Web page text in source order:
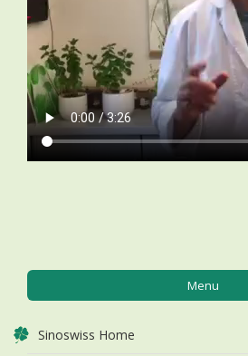
Menu
Sinoswiss Home